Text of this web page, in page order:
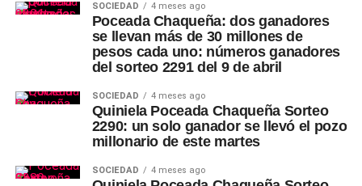
SOCIEDAD 4 meses ago
Poceada Chaqueña: dos ganadores
se llevan más de 30 millones de
pesos cada uno: números ganadores
del sorteo 2291 del 9 de abril
SOCIEDAD 4 meses ago
Quiniela Poceada Chaqueña Sorteo
2290: un solo ganador se llevó el pozo
millonario de este martes
SOCIEDAD 4 meses ago